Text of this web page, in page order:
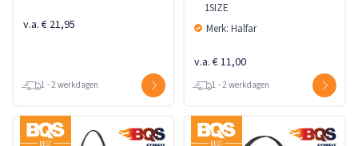
v.a. € 21,95
1 - 2 werkdagen
1SIZE
Merk: Halfar
v.a. € 11,00
1 - 2 werkdagen